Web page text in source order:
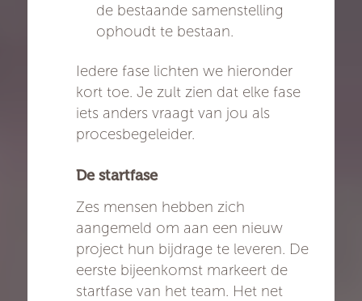
de bestaande samenstelling
ophoudt te bestaan.
Iedere fase lichten we hieronder
kort toe. Je zult zien dat elke fase
iets anders vraagt van jou als
procesbegeleider.
De startfase
Zes mensen hebben zich
aangemeld om aan een nieuw
project hun bijdrage te leveren. De
eerste bijeenkomst markeert de
startfase van het team. Het net